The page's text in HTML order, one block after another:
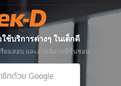
ช้บริการต่างๆ ในเด็กดี
ยมสอบ และอ่านนิยายที่ชื่นชอบ
กด้วย Google